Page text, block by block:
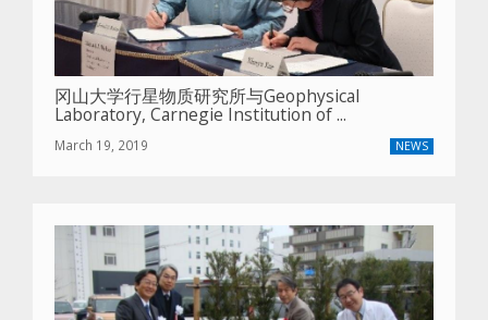
冈山大学行星物质研究所与Geophysical
Laboratory, Carnegie Institution of ...
NEWS
March 19, 2019